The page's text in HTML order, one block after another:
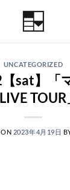
UNCATEGORIZED
sat】「
TOUR
ON 2023年4月19日